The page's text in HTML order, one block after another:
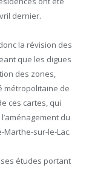
dernier.
la révision des
que les digues
des zones,
métropolitaine de
ces cartes, qui
du
sur-le-Lac.
études portant